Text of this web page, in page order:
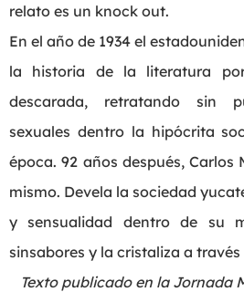
relato es un knock out.
En el año de 1934 el
la historia de la literatura
descarada, retratando sin
sexuales dentro la hipócrita
época. 92 años después,
mismo. Devela la sociedad
y sensualidad dentro de su
sinsabores y la cristaliza a través
Texto publicado en la Jornada